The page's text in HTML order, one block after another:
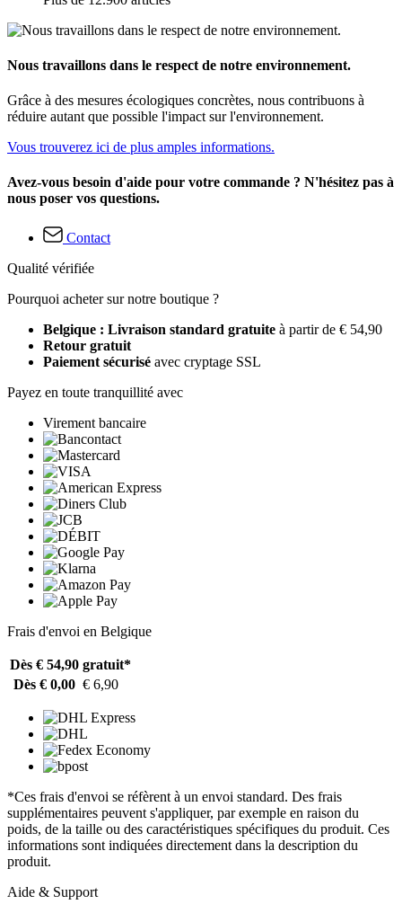
Nous travaillons dans le respect de notre environnement.
Grâce à des mesures écologiques concrètes, nous contribuons à
réduire autant que possible l'impact sur l'environnement.
Vous trouverez ici de plus amples informations.
Avez-vous besoin d'aide pour votre commande ? N'hésitez pas à
nous poser vos questions.
Contact
Qualité vérifiée
Pourquoi acheter sur notre boutique ?
Belgique : Livraison standard gratuite à partir de € 54,90
Retour gratuit
Paiement sécurisé avec cryptage SSL
Payez en toute tranquillité avec
Virement bancaire
Frais d'envoi en Belgique
Dès € 54,90 gratuit*
Dès € 0,00 € 6,90
*Ces frais d'envoi se réfèrent à un envoi standard. Des frais
supplémentaires peuvent s'appliquer, par exemple en raison du
poids, de la taille ou des caractéristiques spécifiques du produit. Ces
informations sont indiquées directement dans la description du
produit.
Aide & Support